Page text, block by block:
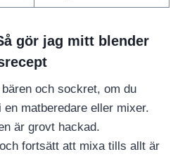
gör jag mitt blender
och sockret, om du
en matberedare eller mixer.
är grovt hackad.
fortsätt att mixa tills allt är